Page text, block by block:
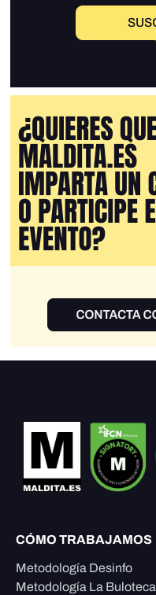
CÓMO TRABAJAMOS
Metodología Desinfo
Metodología La Buloteca